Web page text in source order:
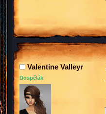
Valentine Valleyr
Dospělák